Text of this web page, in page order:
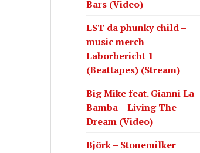
Bars (Video)
LST da phunky child –
music merch
Laborbericht 1
(Beattapes) (Stream)
Big Mike feat. Gianni La
Bamba – Living The
Dream (Video)
Björk – Stonemilker